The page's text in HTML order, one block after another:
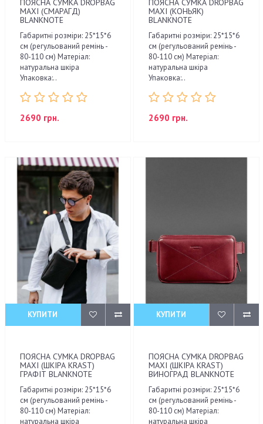
ПОЯСНА СУМКА DROPBAG
MAXI (СМАРАГД)
BLANKNOTE
Габаритні розміри: 25*15*6
см (регульований ремінь -
80-110 см) Матеріал:
натуральна шкіра
Упаковка:..
2690 грн.
ПОЯСНА СУМКА DROPBAG
MAXI (КОНЬЯК)
BLANKNOTE
Габаритні розміри: 25*15*6
см (регульований ремінь -
80-110 см) Матеріал:
натуральна шкіра
Упаковка:..
2690 грн.
КУПИТИ
ПОЯСНА СУМКА DROPBAG
MAXI (ШКІРА KRAST)
ГРАФІТ BLANKNOTE
Габаритні розміри: 25*15*6
см (регульований ремінь -
80-110 см) Матеріал:
натуральна шкіра
КУПИТИ
ПОЯСНА СУМКА DROPBAG
MAXI (ШКІРА KRAST)
ВИНОГРАД BLANKNOTE
Габаритні розміри: 25*15*6
см (регульований ремінь -
80-110 см) Матеріал:
натуральна шкіра